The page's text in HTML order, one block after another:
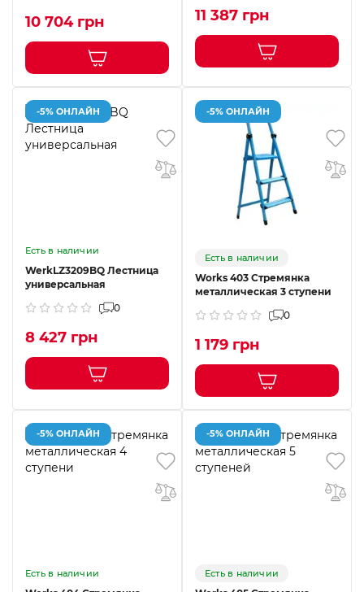
10 704 грн 11 387 грн
-5% ОНЛАЙН
Есть в наличии
WerkLZ3209BQ Лестница
универсальная
0
8 427 грн
-5% ОНЛАЙН
Есть в наличии
Works 403 Стремянка
металлическая 3 ступени
0
1 179 грн
-5% ОНЛАЙН
Есть в наличии
-5% ОНЛАЙН
Есть в наличии